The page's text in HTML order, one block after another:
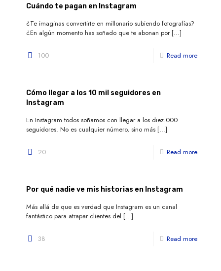
Cuándo te pagan en Instagram
¿Te imaginas convertirte en millonario subiendo fotografías?
¿En algún momento has soñado que te abonan por […]
100 Read more
Cómo llegar a los 10 mil seguidores en
Instagram
En Instagram todos soñamos con llegar a los diez.000
seguidores. No es cualquier número, sino más […]
20 Read more
Por qué nadie ve mis historias en Instagram
Más allá de que es verdad que Instagram es un canal
fantástico para atrapar clientes del […]
38 Read more